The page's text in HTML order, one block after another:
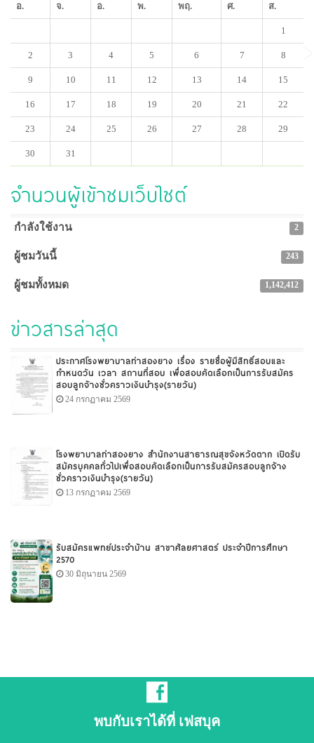
อ. จ. อ. พ. พฤ. ศ. ส.
1
2 3 4 5 6 7 8
9 10 11 12 13 14 15
16 17 18 19 20 21 22
23 24 25 26 27 28 29
30 31
จำนวนผู้เข้าชมเว็บไซต์
2
กำลังใช้งาน
243
ผู้ชมวันนี้
1,142,412
ผู้ชมทั้งหมด
ข่าวสารล่าสุด
ประกาศโรงพยาบาลท่าสองยาง เรื่อง รายชื่อผู้มีสิทธิ์สอบและ
กำหนดวัน เวลา สถานที่สอบ เพื่อสอบคัดเลือกเป็นการรับสมัคร
สอบลูกจ้างชั่วคราวเงินบำรุง(รายวัน)
24 กรกฏาคม 2569
โรงพยาบาลท่าสองยาง สำนักงานสาธารณสุขจังหวัดตาก เปิดรับ
สมัครบุคคลทั่วไปเพื่อสอบคัดเลือกเป็นการรับสมัครสอบลูกจ้าง
ชั่วคราวเงินบำรุง(รายวัน)
13 กรกฏาคม 2569
รับสมัครแพทย์ประจำบ้าน สาขาศัลยศาสตร์ ประจำปีการศึกษา
2570
30 มิถุนายน 2569
พบกับเราได้ที่ เฟสบุค